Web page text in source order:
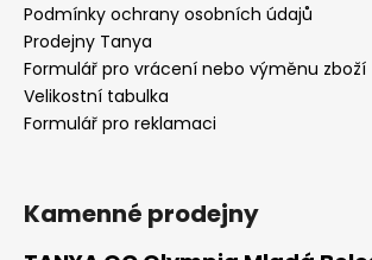
Podmínky ochrany osobních údajů
Prodejny Tanya
Formulář pro vrácení nebo výměnu zboží
Velikostní tabulka
Formulář pro reklamaci
Kamenné prodejny